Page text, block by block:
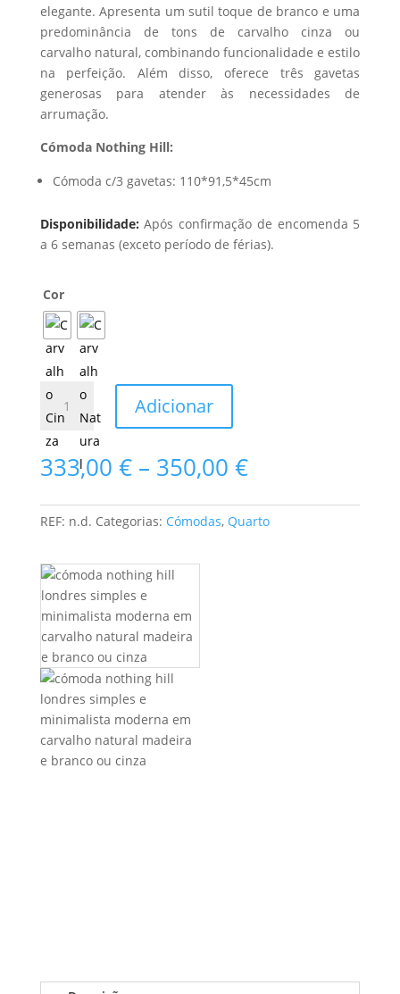
elegante. Apresenta um sutil toque de branco e uma
predominância de tons de carvalho cinza ou
carvalho natural, combinando funcionalidade e estilo
na perfeição. Além disso, oferece três gavetas
generosas para atender às necessidades de
arrumação.
Cómoda Nothing Hill:
Cómoda c/3 gavetas: 110*91,5*45cm
Disponibilidade:Após confirmação de encomenda 5
a 6 semanas (exceto período de férias).
Cor
Quantidade
de
Hill
Adicionar
333,00 € – 350,00 €Price
range:
333,00 €
through
REF: n.d. Categorias: Cómodas, Quarto